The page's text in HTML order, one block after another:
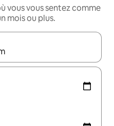
vous vous sentez comme
mois ou plus.
utilisez les flèches vers le